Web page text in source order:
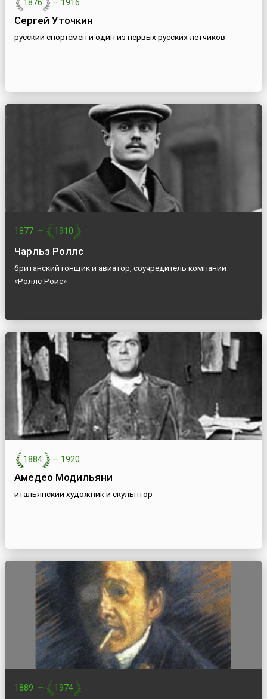
1876 — 1916
Сергей Уточкин
русский спортсмен и один из первых русских летчиков
1877 — 1910
Чарльз Роллс
британский гонщик и авиатор, соучредитель компании
«Роллс-Ройс»
1884 — 1920
Амедео Модильяни
итальянский художник и скульптор
1889 — 1974